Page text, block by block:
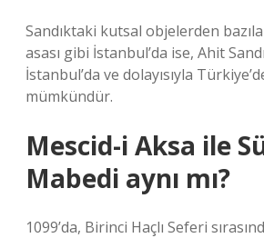
Sandıktaki kutsal objelerden
asası gibi İstanbul’da ise, Ahit
İstanbul’da ve dolayısıyla
mümkündür.
Mescid-i Aksa ile
Mabedi aynı mı?
1099’da, Birinci Haçlı Seferi